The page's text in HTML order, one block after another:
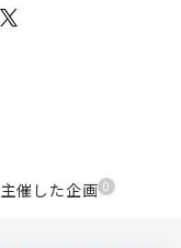
主催した企画 0